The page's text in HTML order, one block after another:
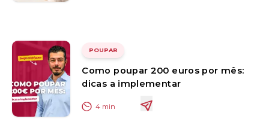
POUPAR
Como poupar 200 euros por mês:
dicas a implementar
4 min